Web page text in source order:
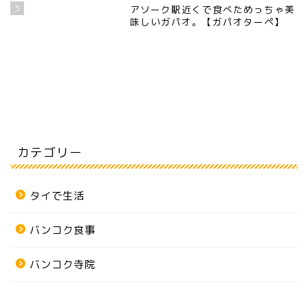
5
アソーク駅近くで食べためっちゃ美
味しいガパオ。【ガパオターペ】
カテゴリー
タイで生活
バンコク食事
バンコク寺院